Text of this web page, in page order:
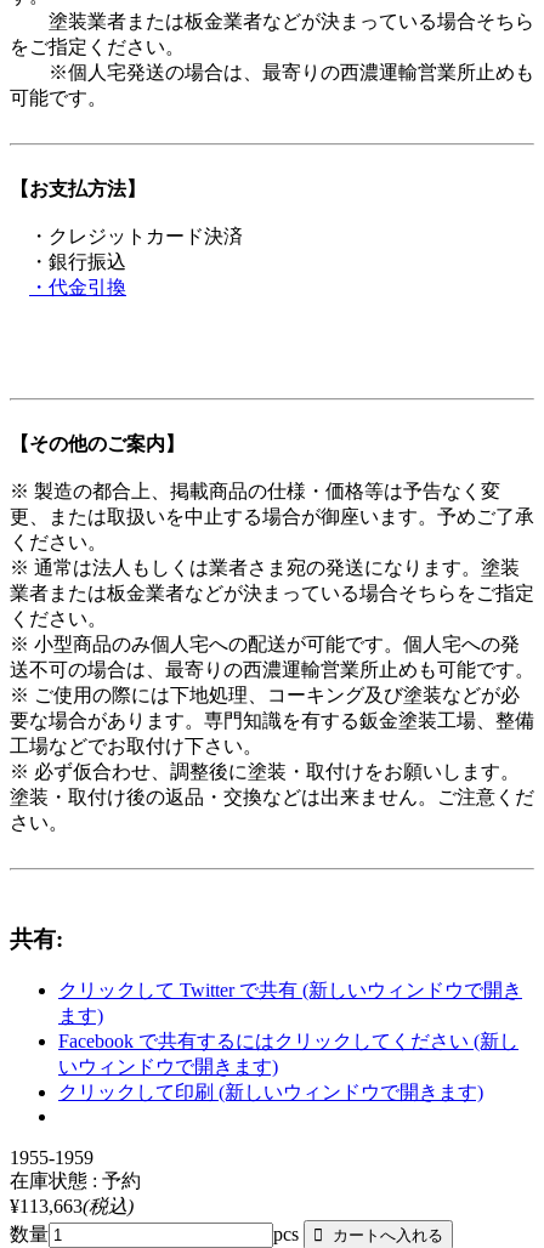
塗装業者または板金業者などが決まっている場合そちら
をご指定ください。
※個人宅発送の場合は、最寄りの西濃運輸営業所止めも
可能です。
【お支払方法】
・クレジットカード決済
・銀行振込
・代金引換
【その他のご案内】
※ 製造の都合上、掲載商品の仕様・価格等は予告なく変
更、または取扱いを中止する場合が御座います。予めご了承
ください。
※ 通常は法人もしくは業者さま宛の発送になります。塗装
業者または板金業者などが決まっている場合そちらをご指定
ください。
※ 小型商品のみ個人宅への配送が可能です。個人宅への発
送不可の場合は、最寄りの西濃運輸営業所止めも可能です。
※ ご使用の際には下地処理、コーキング及び塗装などが必
要な場合があります。専門知識を有する鈑金塗装工場、整備
工場などでお取付け下さい。
※ 必ず仮合わせ、調整後に塗装・取付けをお願いします。
塗装・取付け後の返品・交換などは出来ません。ご注意くだ
さい。
共有:
クリックして Twitter で共有 (新しいウィンドウで開き
ます)
Facebook で共有するにはクリックしてください (新し
いウィンドウで開きます)
クリックして印刷 (新しいウィンドウで開きます)
1955-1959
在庫状態 : 予約
¥113,663(税込)
数量
pcs